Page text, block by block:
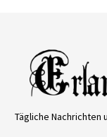
Tägliche Nachrichten